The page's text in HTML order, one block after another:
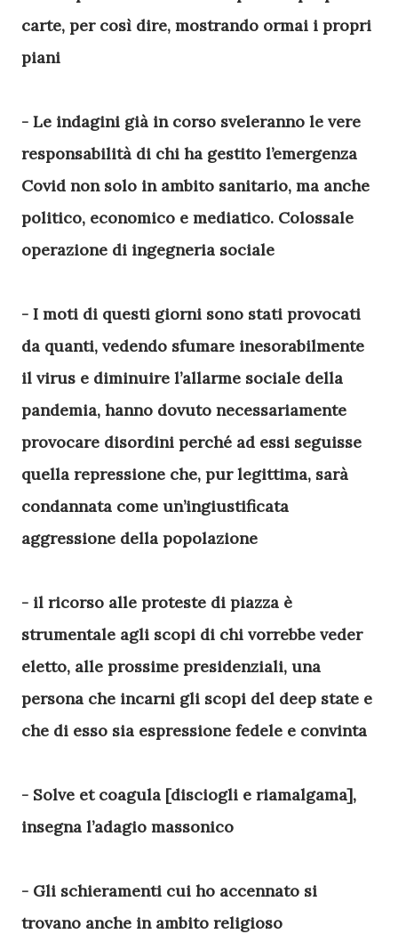
carte, per così dire, mostrando ormai i propri
piani
- Le indagini già in corso sveleranno le vere
responsabilità di chi ha gestito l’emergenza
Covid non solo in ambito sanitario, ma anche
politico, economico e mediatico. Colossale
operazione di ingegneria sociale
- I moti di questi giorni sono stati provocati
da quanti, vedendo sfumare inesorabilmente
il virus e diminuire l’allarme sociale della
pandemia, hanno dovuto necessariamente
provocare disordini perché ad essi seguisse
quella repressione che, pur legittima, sarà
condannata come un’ingiustificata
aggressione della popolazione
- il ricorso alle proteste di piazza è
strumentale agli scopi di chi vorrebbe veder
eletto, alle prossime presidenziali, una
persona che incarni gli scopi del deep state e
che di esso sia espressione fedele e convinta
- Solve et coagula [disciogli e riamalgama],
insegna l’adagio massonico
- Gli schieramenti cui ho accennato si
trovano anche in ambito religioso